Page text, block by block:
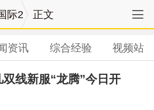
际2 正文
资讯 综合经验 视频站
双线新服“龙腾”今日开